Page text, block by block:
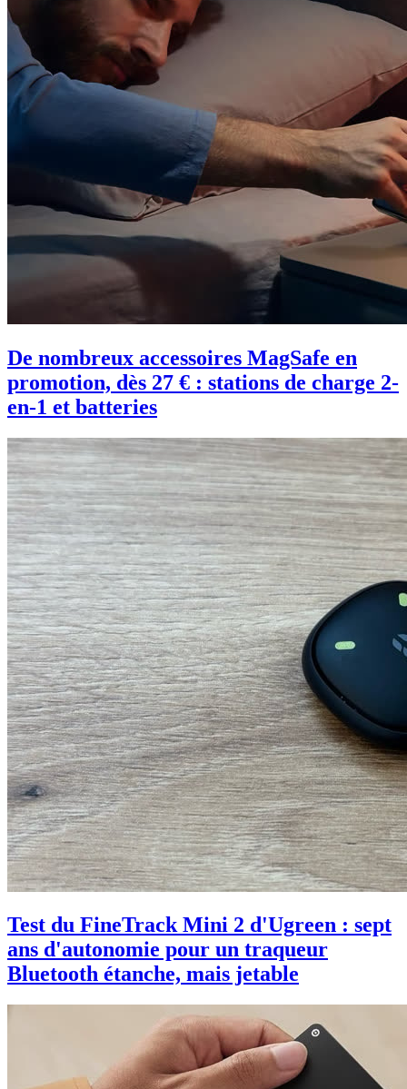
De nombreux accessoires MagSafe en
promotion, dès 27 € : stations de charge 2-
en-1 et batteries
Test du FineTrack Mini 2 d'Ugreen : sept
ans d'autonomie pour un traqueur
Bluetooth étanche, mais jetable